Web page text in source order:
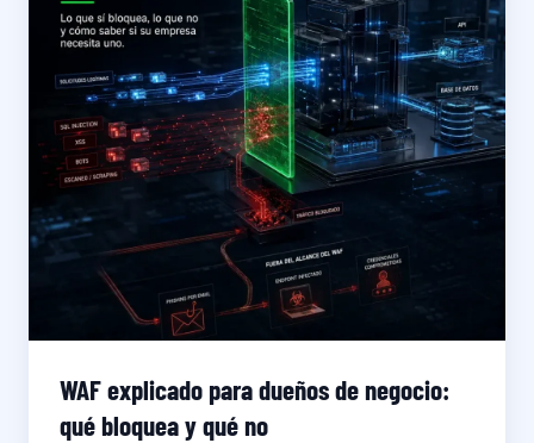
WAF explicado para dueños de negocio:
qué bloquea y qué no